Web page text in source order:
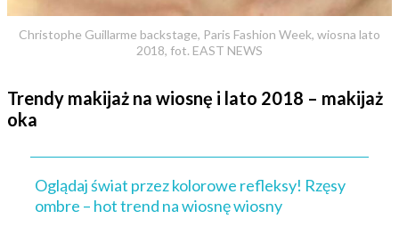
Christophe Guillarme backstage, Paris Fashion Week, wiosna lato
2018, fot. EAST NEWS
Trendy makijaż na wiosnę i lato 2018 – makijaż
oka
Oglądaj świat przez kolorowe refleksy! Rzęsy
ombre – hot trend na wiosnę wiosny